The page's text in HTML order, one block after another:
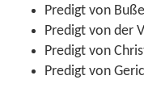
Predigt von
Predigt von der
Predigt von
Predigt von